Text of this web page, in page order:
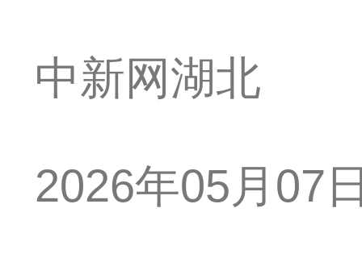
中新网湖北
2026年05月07